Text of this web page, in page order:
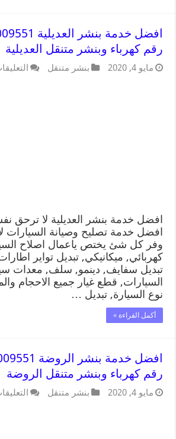
رقم كهرباء وبنشر متنقل العديلية
مايو 4, 2020 بنشر متنقل
افضل خدمة بنشر العديلية لا ترحق
افضل خدمة تصليح وصيانة السيارات
وفر كل شئ يختص ياعمال اصلاح
كهربائي, ميكانيكي, تبديل تواير
تبديل سفايف, دينمو, سلف, معدات
السيارات, قطع غيار جميع الاحجام
نوع السيارة, تبديل …
أكمل القراءة »
رقم كهرباء وبنشر متنقل الروضة
مايو 4, 2020 بنشر متنقل